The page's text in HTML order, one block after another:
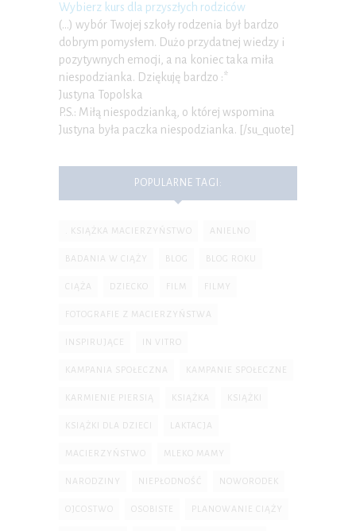
Wybierz kurs dla przyszłych rodziców
(…) wybór Twojej szkoły rodzenia był bardzo
dobrym pomysłem. Dużo przydatnej wiedzy i
pozytywnych emocji, a na koniec taka miła
niespodzianka. Dziękuję bardzo :*
Justyna Topolska
P.S.: Miłą niespodzianką, o której wspomina
Justyna była paczka niespodzianka. [/su_quote]
POPULARNE TAGI:
. KSIĄŻKA MACIERZYŃSTWO ANIELNO
BADANIA W CIĄŻY BLOG BLOG ROKU
CIĄŻA DZIECKO FILM FILMY
FOTOGRAFIE Z MACIERZYŃSTWA
INSPIRUJĄCE IN VITRO
KAMPANIA SPOŁECZNA KAMPANIE SPOŁECZNE
KARMIENIE PIERSIĄ KSIĄŻKA KSIĄŻKI
KSIĄŻKI DLA DZIECI LAKTACJA
MACIERZYŃSTWO MLEKO MAMY
NARODZINY NIEPŁODNOŚĆ NOWORODEK
OJCOSTWO OSOBISTE PLANOWANIE CIĄŻY